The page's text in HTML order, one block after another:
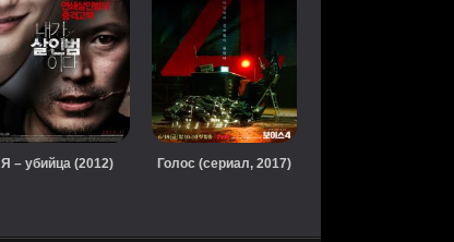
Я – убийца (2012) Голос (сериал, 2017)